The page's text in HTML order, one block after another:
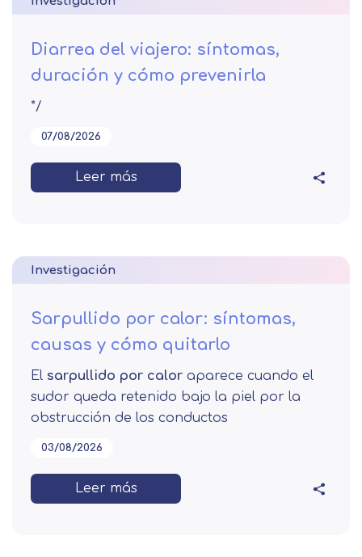
Diarrea del viajero: síntomas,
duración y cómo prevenirla
*/
07/08/2026
Leer más
Investigación
Sarpullido por calor: síntomas,
causas y cómo quitarlo
El sarpullido por calor aparece cuando el
sudor queda retenido bajo la piel por la
obstrucción de los conductos
03/08/2026
Leer más